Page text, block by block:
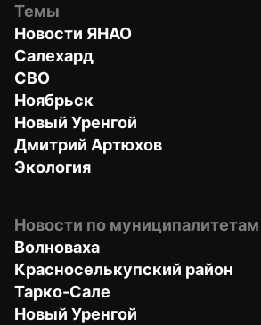
Темы
Новости ЯНАО
Салехард
СВО
Ноябрьск
Новый Уренгой
Дмитрий Артюхов
Экология
Новости по муниципалитетам
Волноваха
Красноселькупский район
Тарко-Сале
Новый Уренгой